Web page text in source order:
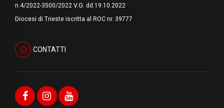
n.4/2022-3500/2022 V.G. dd.19.10.2022
Diocesi di Trieste iscritta al ROC nr. 39777
CONTATTI